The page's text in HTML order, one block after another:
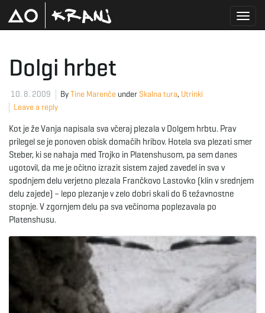
g
l
e
Dolgi hrbet
10. 8. 2009 ByTine Marenče under Skalna tura, Utrinki
Leave a reply
Kot je že Vanja napisala sva včeraj plezala v Dolgem hrbtu. Prav
prilegel se je ponoven obisk domačih hribov. Hotela sva plezati smer
Steber, ki se nahaja med Trojko in Platenshusom, pa sem danes
ugotovil, da me je očitno izrazit sistem zajed zavedel in sva v
spodnjem delu verjetno plezala Frančkovo Lastovko (klin v srednjem
delu zajede) – lepo plezanje v zelo dobri skali do 6 težavnostne
stopnje. V zgornjem delu pa sva večinoma poplezavala po
Platenshusu.